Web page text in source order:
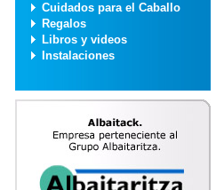
Cuidados para el Caballo
Regalos
Libros y videos
Instalaciones